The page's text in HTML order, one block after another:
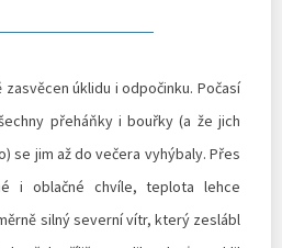
úklidu i odpočinku. Počasí
přeháňky i bouřky (a že jich
se jim až do večera vyhýbaly. Přes
i oblačné chvíle, teplota lehce
silný severní vítr, který zeslábl